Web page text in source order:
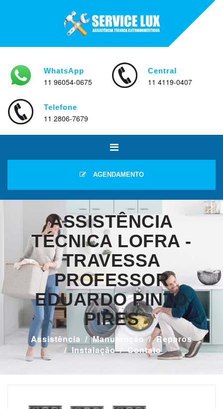
WhatsApp
11 96054-0675
Central
11 4119-0407
Telefone
11 2806-7679
AGENDAMENTO
ASSISTÊNCIA
TÉCNICA LOFRA -
TRAVESSA
PROFESSOR
EDUARDO PINTO
PIRES
Assistência Manutenção
Reparos
Instalação
Contato